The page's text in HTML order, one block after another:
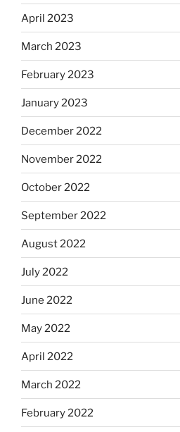
April 2023
March 2023
February 2023
January 2023
December 2022
November 2022
October 2022
September 2022
August 2022
July 2022
June 2022
May 2022
April 2022
March 2022
February 2022